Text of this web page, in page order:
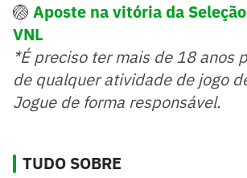
🏐 Aposte na vitória da
VNL
*É preciso ter mais de 18 anos
de qualquer atividade de jogo
Jogue de forma responsável.
TUDO SOBRE